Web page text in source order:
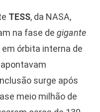
TESS, da NASA,
na fase de gigante
órbita interna de
surge após
meio milhão de